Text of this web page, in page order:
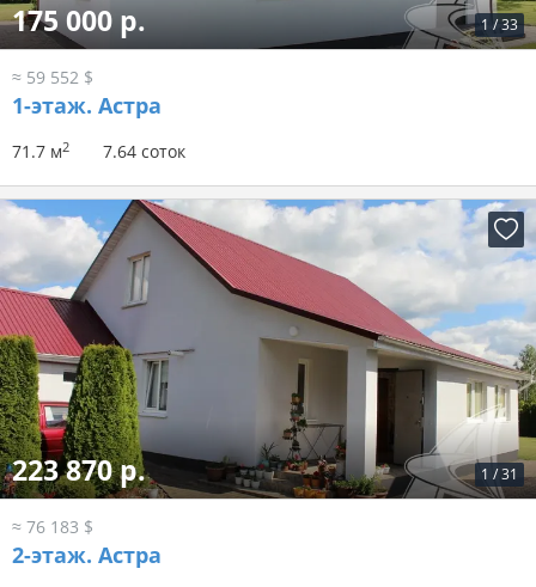
1 /33
175 000 р.
≈ 59 552 $
1-этаж. Астра
71.7 м2 7.64 соток
1 /31
223 870 р.
≈ 76 183 $
2-этаж. Астра